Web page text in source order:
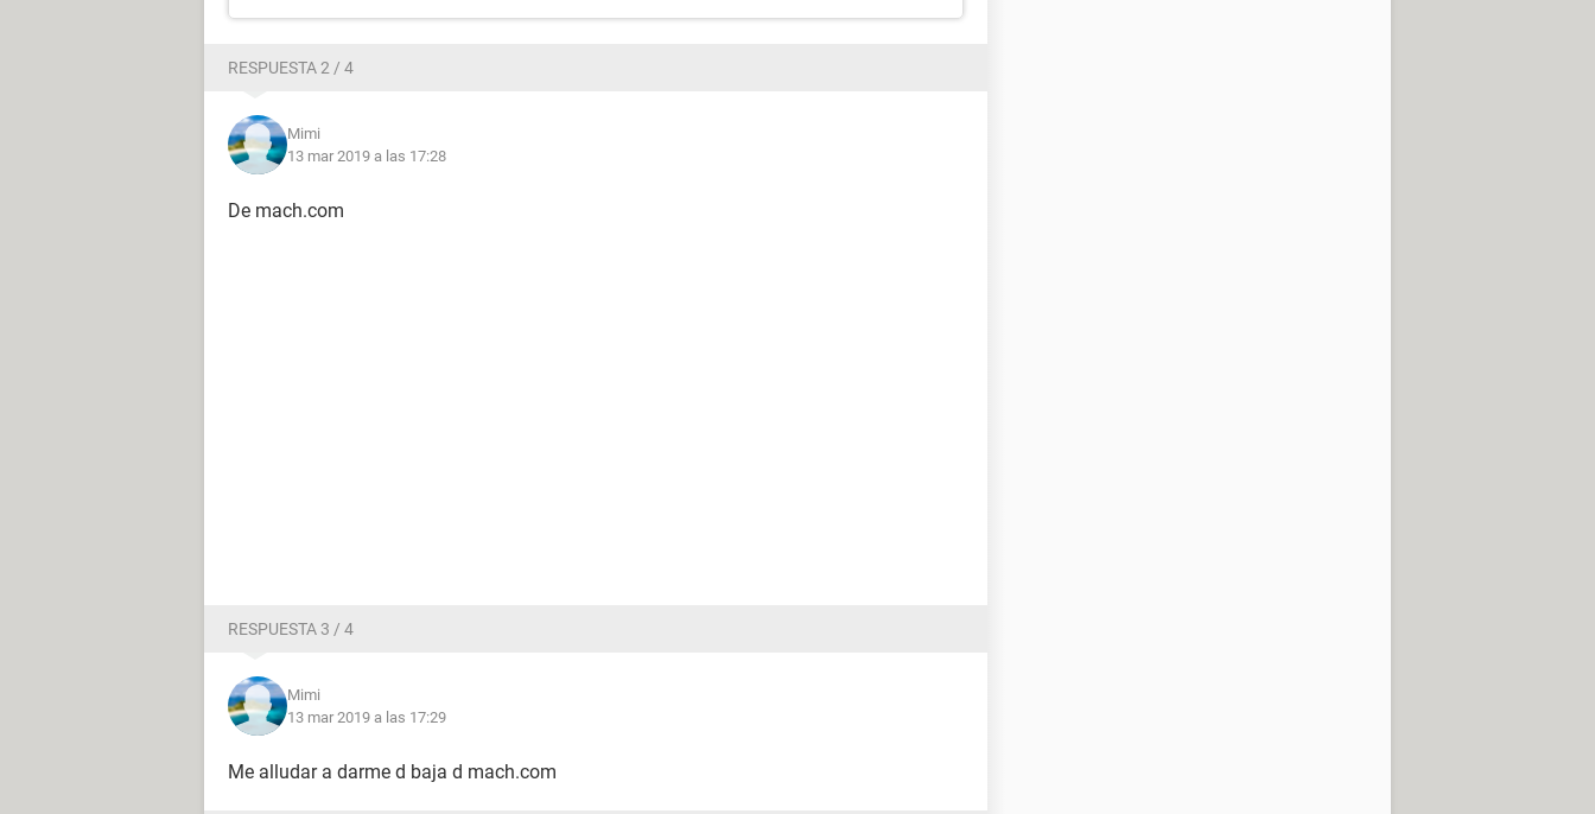
RESPUESTA 2 / 4
Mimi
13 mar 2019 a las 17:28
De mach.com
RESPUESTA 3 / 4
Mimi
13 mar 2019 a las 17:29
Me alludar a darme d baja d mach.com